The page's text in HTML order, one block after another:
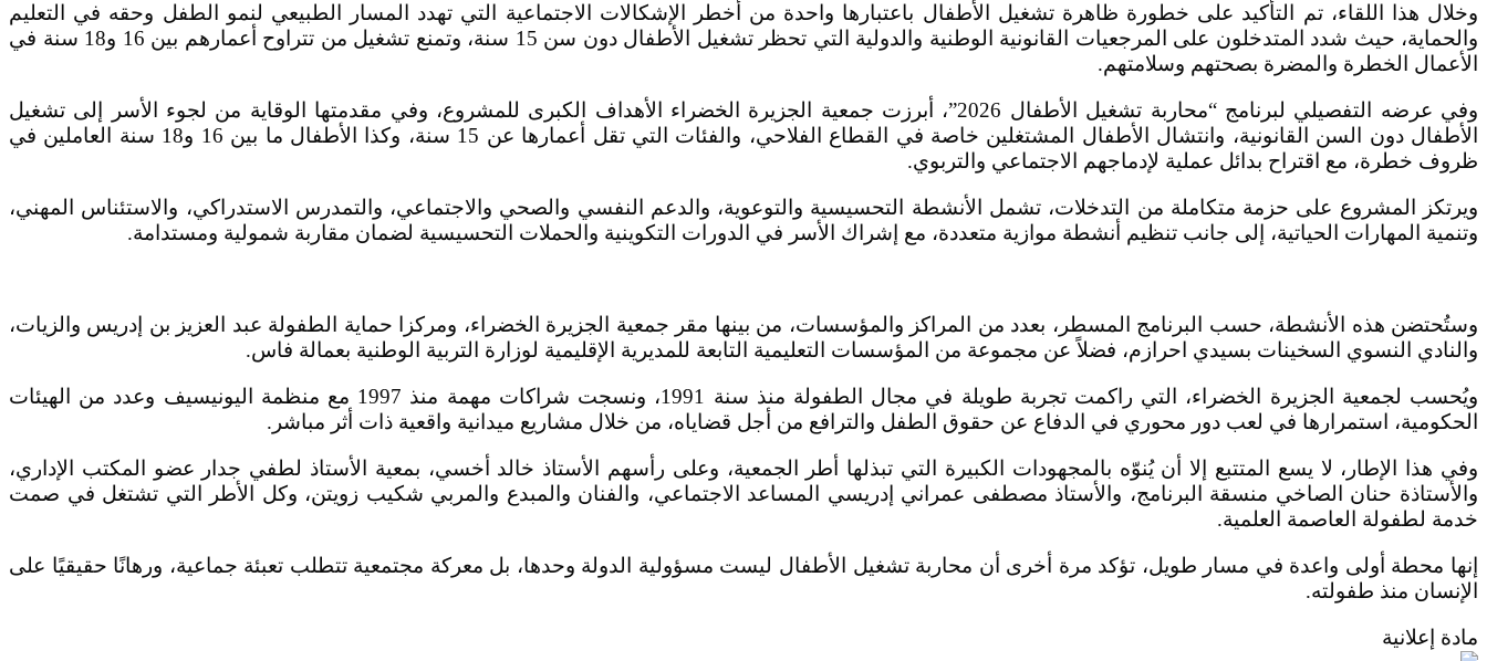
وخلال هذا اللقاء، تم التأكيد على خطورة ظاهرة تشغيل الأطفال باعتبارها واحدة من أخطر الإشكالات الاجتماعية التي تهدد المسار الطبيعي لنمو الطفل وحقه في التعليم
والحماية، حيث شدد المتدخلون على المرجعيات القانونية الوطنية والدولية التي تحظر تشغيل الأطفال دون سن 15 سنة، وتمنع تشغيل من تتراوح أعمارهم بين 16 و18 سنة في
الأعمال الخطرة والمضرة بصحتهم وسلامتهم.
وفي عرضه التفصيلي لبرنامج “محاربة تشغيل الأطفال 2026”، أبرزت جمعية الجزيرة الخضراء الأهداف الكبرى للمشروع، وفي مقدمتها الوقاية من لجوء الأسر إلى تشغيل
الأطفال دون السن القانونية، وانتشال الأطفال المشتغلين خاصة في القطاع الفلاحي، والفئات التي تقل أعمارها عن 15 سنة، وكذا الأطفال ما بين 16 و18 سنة العاملين في
ظروف خطرة، مع اقتراح بدائل عملية لإدماجهم الاجتماعي والتربوي.
ويرتكز المشروع على حزمة متكاملة من التدخلات، تشمل الأنشطة التحسيسية والتوعوية، والدعم النفسي والصحي والاجتماعي، والتمدرس الاستدراكي، والاستئناس المهني،
وتنمية المهارات الحياتية، إلى جانب تنظيم أنشطة موازية متعددة، مع إشراك الأسر في الدورات التكوينية والحملات التحسيسية لضمان مقاربة شمولية ومستدامة.
وستُحتضن هذه الأنشطة، حسب البرنامج المسطر، بعدد من المراكز والمؤسسات، من بينها مقر جمعية الجزيرة الخضراء، ومركزا حماية الطفولة عبد العزيز بن إدريس والزيات،
والنادي النسوي السخينات بسيدي احرازم، فضلاً عن مجموعة من المؤسسات التعليمية التابعة للمديرية الإقليمية لوزارة التربية الوطنية بعمالة فاس.
ويُحسب لجمعية الجزيرة الخضراء، التي راكمت تجربة طويلة في مجال الطفولة منذ سنة 1991، ونسجت شراكات مهمة منذ 1997 مع منظمة اليونيسيف وعدد من الهيئات
الحكومية، استمرارها في لعب دور محوري في الدفاع عن حقوق الطفل والترافع من أجل قضاياه، من خلال مشاريع ميدانية واقعية ذات أثر مباشر.
وفي هذا الإطار، لا يسع المتتبع إلا أن يُنوّه بالمجهودات الكبيرة التي تبذلها أطر الجمعية، وعلى رأسهم الأستاذ خالد أخسي، بمعية الأستاذ لطفي جدار عضو المكتب الإداري،
والأستاذة حنان الصاخي منسقة البرنامج، والأستاذ مصطفى عمراني إدريسي المساعد الاجتماعي، والفنان والمبدع والمربي شكيب زويتن، وكل الأطر التي تشتغل في صمت
خدمة لطفولة العاصمة العلمية.
إنها محطة أولى واعدة في مسار طويل، تؤكد مرة أخرى أن محاربة تشغيل الأطفال ليست مسؤولية الدولة وحدها، بل معركة مجتمعية تتطلب تعبئة جماعية، ورهانًا حقيقيًا على
الإنسان منذ طفولته.
مادة إعلانية